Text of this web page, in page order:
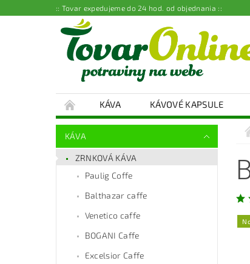
:: Tovar expedujeme do 24 hod. od objednania ::
KÁVA KÁVOVÉ KAPSULE
KÁVA
ZRNKOVÁ KÁVA
Paulig Coffe
Balthazar caffe
Venetico caffe
BOGANI Caffe
Excelsior Caffe